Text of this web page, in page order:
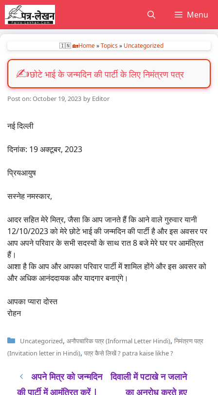
Skip
to
content
Menu
🇮🇳🏡Home»Topics» Uncategorized
छोटे भाई के जन्मदिन की पार्टी के लिए निमंत्रण पत्र
October 19, 2023 by Editor
नई दिल्ली
दिनांक: 19 अक्टूबर, 2023
प्रियआयुष
सस्नेह नमस्कार,
आदर सहित मेरे मित्र, जैसा कि आप जानते हैं कि आने वाले गुरुवार यानी
12/10/2023 को मेरे छोटे भाई की जन्मदिन की पार्टी है और इस अवसर पर
आप अपने परिवार के सभी सदस्यों के साथ रात 8 बजे मेरे घर पर आमंत्रित
हैं।
आशा है कि आप और आपका परिवार पार्टी में शामिल होंगे और इस अवसर को
और अधिक आनंददायक और यादगार बनाएंगे।
आपका प्यारा दोस्त
रोहन
Categories
Uncategorized, अनौपचारिक पत्र (Informal Letter Hindi), निमंत्रण पत्र
(Invitation letter in Hindi), पत्र कैसे लिखें ? patra kaise likhe ?
अपने मित्र को जन्मदिन
की पार्टी में आमंत्रित करें |
दिवाली में पटाखे न जलाने
का अनुरोध करते हुए